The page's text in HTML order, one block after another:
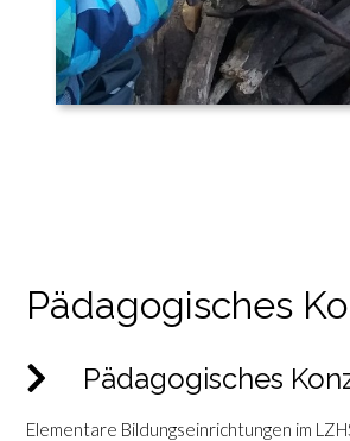
Pädagogisches
Pädagogisches
Elementare Bildungseinrichtungen im